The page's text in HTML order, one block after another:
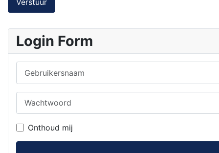
Login Form
Onthoud mij